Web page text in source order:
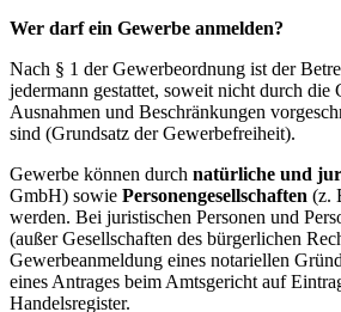
Wer darf ein Gewerbe anmelden?
Nach § 1 der Gewerbeordnung ist der
jedermann gestattet, soweit nicht durch die
Ausnahmen und Beschränkungen
sind (Grundsatz der Gewerbefreiheit).
Gewerbe können durch natürliche und
GmbH) sowie Personengesellschaften (z.
werden. Bei juristischen Personen und
(außer Gesellschaften des bürgerlichen
Gewerbeanmeldung eines notariellen
eines Antrages beim Amtsgericht auf
Handelsregister.